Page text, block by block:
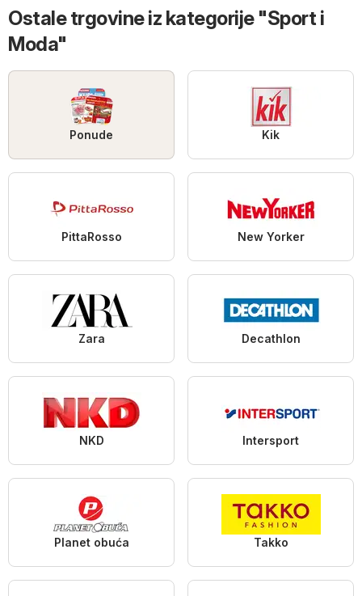
Ostale trgovine iz kategorije "Sport i
Moda"
Ponude Kik
PittaRosso New Yorker
Zara Decathlon
NKD Intersport
Planet obuća Takko